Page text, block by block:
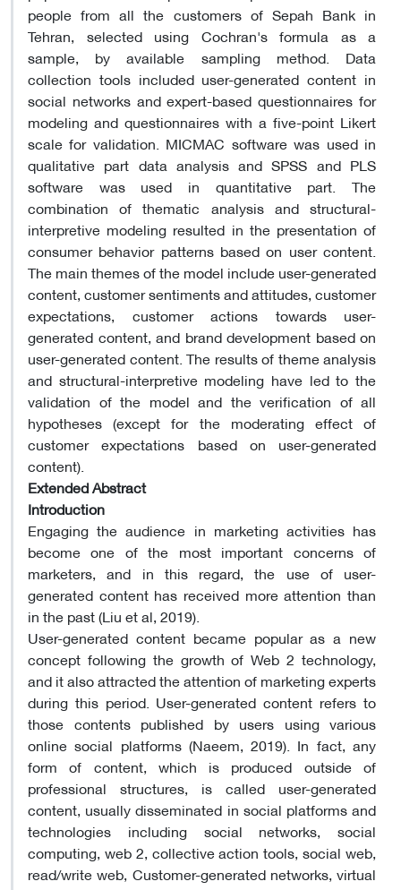
people from all the customers of Sepah Bank in
Tehran, selected using Cochran's formula as a
sample, by available sampling method. Data
collection tools included user-generated content in
social networks and expert-based questionnaires for
modeling and questionnaires with a five-point Likert
scale for validation. MICMAC software was used in
qualitative part data analysis and SPSS and PLS
software was used in quantitative part. The
combination of thematic analysis and structural-
interpretive modeling resulted in the presentation of
consumer behavior patterns based on user content.
The main themes of the model include user-generated
content, customer sentiments and attitudes, customer
expectations, customer actions towards user-
generated content, and brand development based on
user-generated content. The results of theme analysis
and structural-interpretive modeling have led to the
validation of the model and the verification of all
hypotheses (except for the moderating effect of
customer expectations based on user-generated
content).
Extended Abstract
Introduction
Engaging the audience in marketing activities has
become one of the most important concerns of
marketers, and in this regard, the use of user-
generated content has received more attention than
in the past (Liu et al, 2019).
User-generated content became popular as a new
concept following the growth of Web 2 technology,
and it also attracted the attention of marketing experts
during this period. User-generated content refers to
those contents published by users using various
online social platforms (Naeem, 2019). In fact, any
form of content, which is produced outside of
professional structures, is called user-generated
content, usually disseminated in social platforms and
technologies including social networks, social
computing, web 2, collective action tools, social web,
read/write web, Customer-generated networks, virtual